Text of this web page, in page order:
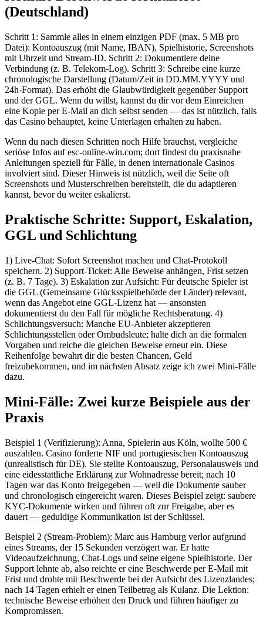
(Deutschland)
Schritt 1: Sammle alles in einem einzigen PDF (max. 5 MB pro
Datei): Kontoauszug (mit Name, IBAN), Spielhistorie, Screenshots
mit Uhrzeit und Stream-ID. Schritt 2: Dokumentiere deine
Verbindung (z. B. Telekom-Log). Schritt 3: Schreibe eine kurze
chronologische Darstellung (Datum/Zeit in DD.MM.YYYY und
24h-Format). Das erhöht die Glaubwürdigkeit gegenüber Support
und der GGL. Wenn du willst, kannst du dir vor dem Einreichen
eine Kopie per E‑Mail an dich selbst senden — das ist nützlich, falls
das Casino behauptet, keine Unterlagen erhalten zu haben.
Wenn du nach diesen Schritten noch Hilfe brauchst, vergleiche
seriöse Infos auf esc-online-win.com; dort findest du praxisnahe
Anleitungen speziell für Fälle, in denen internationale Casinos
involviert sind. Dieser Hinweis ist nützlich, weil die Seite oft
Screenshots und Musterschreiben bereitstellt, die du adaptieren
kannst, bevor du weiter eskalierst.
Praktische Schritte: Support, Eskalation,
GGL und Schlichtung
1) Live-Chat: Sofort Screenshot machen und Chat-Protokoll
speichern. 2) Support-Ticket: Alle Beweise anhängen, Frist setzen
(z. B. 7 Tage). 3) Eskalation zur Aufsicht: Für deutsche Spieler ist
die GGL (Gemeinsame Glücksspielbehörde der Länder) relevant,
wenn das Angebot eine GGL-Lizenz hat — ansonsten
dokumentierst du den Fall für mögliche Rechtsberatung. 4)
Schlichtungsversuch: Manche EU-Anbieter akzeptieren
Schlichtungsstellen oder Ombudsleute; halte dich an die formalen
Vorgaben und reiche die gleichen Beweise erneut ein. Diese
Reihenfolge bewahrt dir die besten Chancen, Geld
freizubekommen, und im nächsten Absatz zeige ich zwei Mini-Fälle
dazu.
Mini-Fälle: Zwei kurze Beispiele aus der
Praxis
Beispiel 1 (Verifizierung): Anna, Spielerin aus Köln, wollte 500 €
auszahlen. Casino forderte NIF und portugiesischen Kontoauszug
(unrealistisch für DE). Sie stellte Kontoauszug, Personalausweis und
eine eidesstattliche Erklärung zur Wohnadresse bereit; nach 10
Tagen war das Konto freigegeben — weil die Dokumente sauber
und chronologisch eingereicht waren. Dieses Beispiel zeigt: saubere
KYC-Dokumente wirken und führen oft zur Freigabe, aber es
dauert — geduldige Kommunikation ist der Schlüssel.
Beispiel 2 (Stream-Problem): Marc aus Hamburg verlor aufgrund
eines Streams, der 15 Sekunden verzögert war. Er hatte
Videoaufzeichnung, Chat-Logs und seine eigene Spielhistorie. Der
Support lehnte ab, also reichte er eine Beschwerde per E‑Mail mit
Frist und drohte mit Beschwerde bei der Aufsicht des Lizenzlandes;
nach 14 Tagen erhielt er einen Teilbetrag als Kulanz. Die Lektion:
technische Beweise erhöhen den Druck und führen häufiger zu
Kompromissen.